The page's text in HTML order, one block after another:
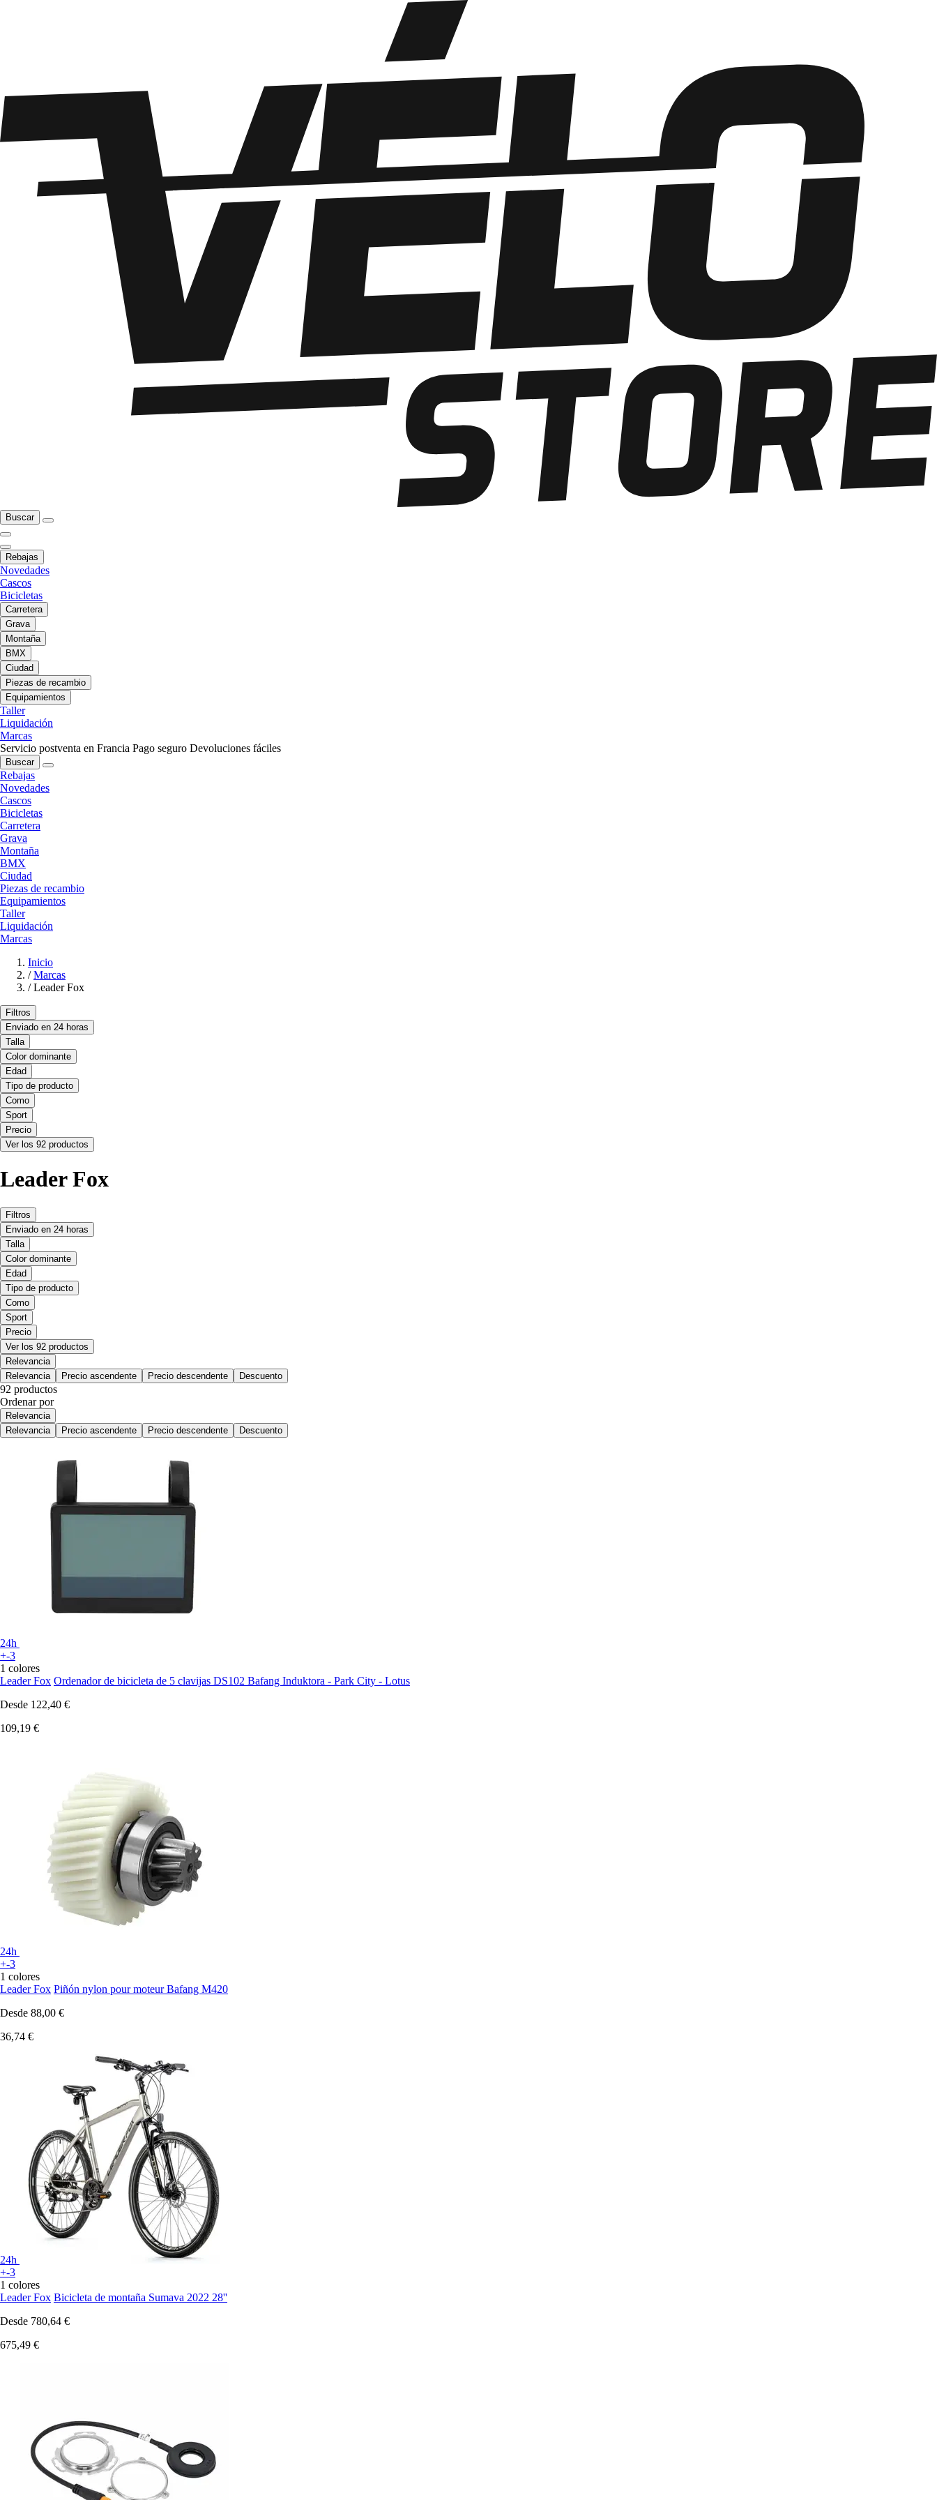
Buscar
Rebajas
Novedades
Cascos
Bicicletas
Carretera
Grava
Montaña
BMX
Ciudad
Piezas de recambio
Equipamientos
Taller
Liquidación
Marcas
Servicio postventa en Francia Pago seguro Devoluciones fáciles
Buscar
Rebajas
Novedades
Cascos
Bicicletas
Carretera
Grava
Montaña
BMX
Ciudad
Piezas de recambio
Equipamientos
Taller
Liquidación
Marcas
Inicio
/ Marcas
/ Leader Fox
Filtros
Enviado en 24 horas
Talla
Color dominante
Edad
Tipo de producto
Como
Sport
Precio
Ver los 92 productos
Leader Fox
Filtros
Enviado en 24 horas
Talla
Color dominante
Edad
Tipo de producto
Como
Sport
Precio
Ver los 92 productos
Relevancia
Relevancia
Precio ascendente Precio descendente Descuento
92 productos
Ordenar por
Relevancia
Relevancia
Precio ascendente Precio descendente Descuento
24h
+-3
1 colores
Leader Fox Ordenador de bicicleta de 5 clavijas DS102 Bafang Induktora - Park City - Lotus
Desde 122,40 €
109,19 €
24h
+-3
1 colores
Leader Fox Piñón nylon pour moteur Bafang M420
Desde 88,00 €
36,74 €
24h
+-3
1 colores
Leader Fox Bicicleta de montaña Sumava 2022 28''
Desde 780,64 €
675,49 €